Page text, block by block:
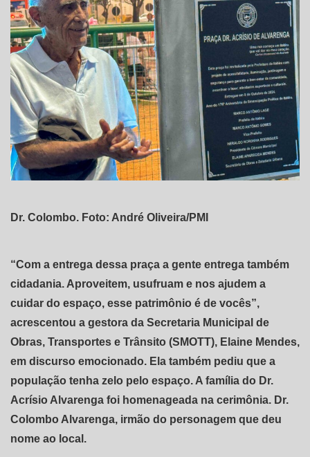
Dr. Colombo. Foto: André Oliveira/PMI
“Com a entrega dessa praça a gente entrega também
cidadania. Aproveitem, usufruam e nos ajudem a
cuidar do espaço, esse patrimônio é de vocês”,
acrescentou a gestora da Secretaria Municipal de
Obras, Transportes e Trânsito (SMOTT), Elaine Mendes,
em discurso emocionado. Ela também pediu que a
população tenha zelo pelo espaço. A família do Dr.
Acrísio Alvarenga foi homenageada na cerimônia. Dr.
Colombo Alvarenga, irmão do personagem que deu
nome ao local.